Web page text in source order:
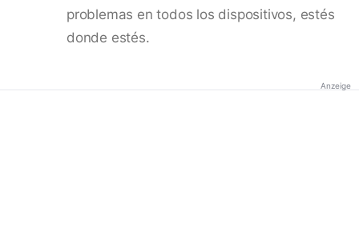
problemas en todos los dispositivos, estés
donde estés.
Anzeige